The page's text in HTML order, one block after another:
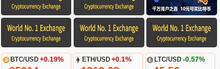
BTC/USD +0.19% ETH/USD +0.1% LTC/USD -0.57%